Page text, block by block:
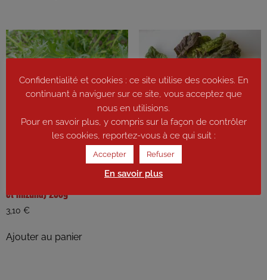
pousses asiatique (moutarde
et mizuna) 250g
3,10 €
Ajouter au panier
Virginie – Blettes couleurs (
botte)
3,20€
Confidentialité et cookies : ce site utilise des cookies. En
continuant à naviguer sur ce site, vous acceptez que
nous en utilisions.
Pour en savoir plus, y compris sur la façon de contrôler
les cookies, reportez-vous à ce qui suit :
Accepter Refuser
En savoir plus